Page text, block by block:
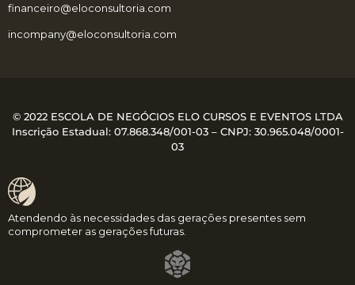
financeiro@eloconsultoria.com
incompany@eloconsultoria.com
© 2022 ESCOLA DE NEGÓCIOS ELO CURSOS E EVENTOS LTDA
Inscrição Estadual: 07.868.348/001-03 – CNPJ: 30.965.048/0001-
03
Atendendo às necessidades das gerações presentes sem
comprometer as gerações futuras.